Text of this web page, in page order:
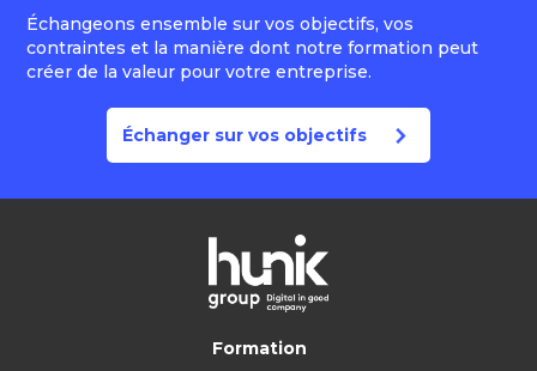
Échangeons ensemble sur vos objectifs, vos
contraintes et la manière dont notre formation peut
créer de la valeur pour votre entreprise.
Échanger sur vos objectifs
Formation